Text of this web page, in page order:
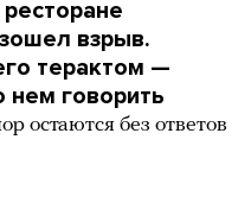
взрыв.
терактом —
нем говорить
остаются без ответов